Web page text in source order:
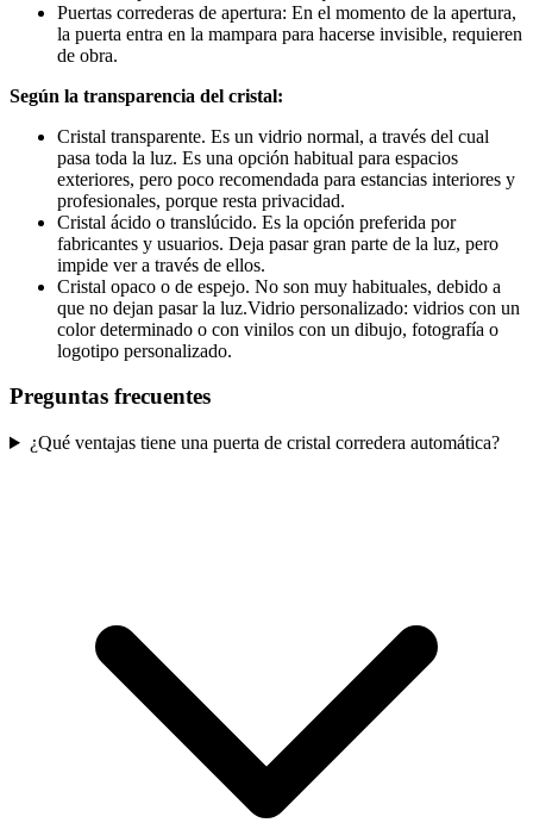
Puertas correderas de apertura: En el momento de la apertura,
la puerta entra en la mampara para hacerse invisible, requieren
de obra.
Según la transparencia del cristal:
Cristal transparente. Es un vidrio normal, a través del cual
pasa toda la luz. Es una opción habitual para espacios
exteriores, pero poco recomendada para estancias interiores y
profesionales, porque resta privacidad.
Cristal ácido o translúcido. Es la opción preferida por
fabricantes y usuarios. Deja pasar gran parte de la luz, pero
impide ver a través de ellos.
Cristal opaco o de espejo. No son muy habituales, debido a
que no dejan pasar la luz.Vidrio personalizado: vidrios con un
color determinado o con vinilos con un dibujo, fotografía o
logotipo personalizado.
Preguntas frecuentes
¿Qué ventajas tiene una puerta de cristal corredera automática?